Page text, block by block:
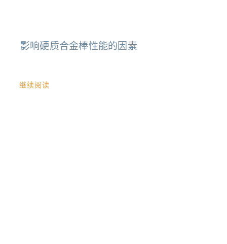
影响硬质合金棒性能的因素
继续阅读